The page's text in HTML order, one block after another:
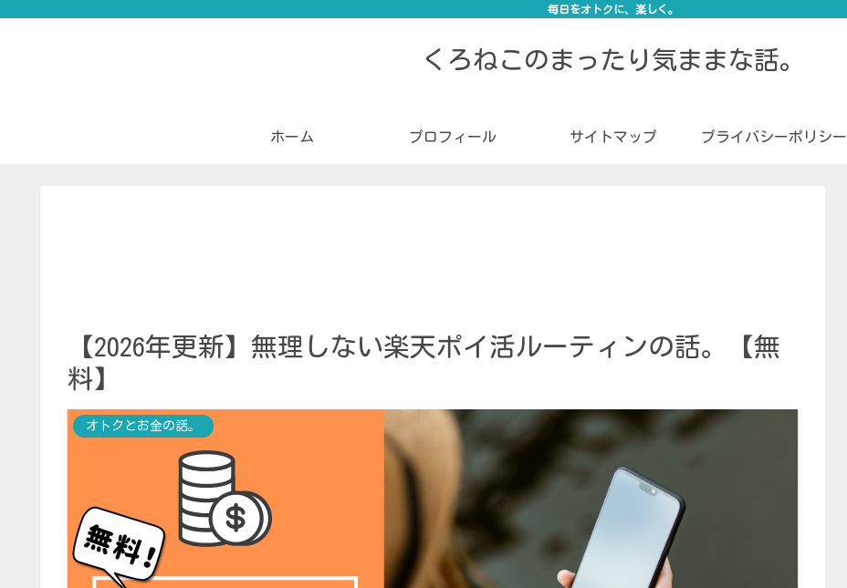
毎日をオトクに、楽しく。
くろねこのまったり気ままな話。
ホーム プロフィール サイトマップ プライバシーポリシー
【2026年更新】無理しない楽天ポイ活ルーティンの話。【無
料】
オトクとお金の話。